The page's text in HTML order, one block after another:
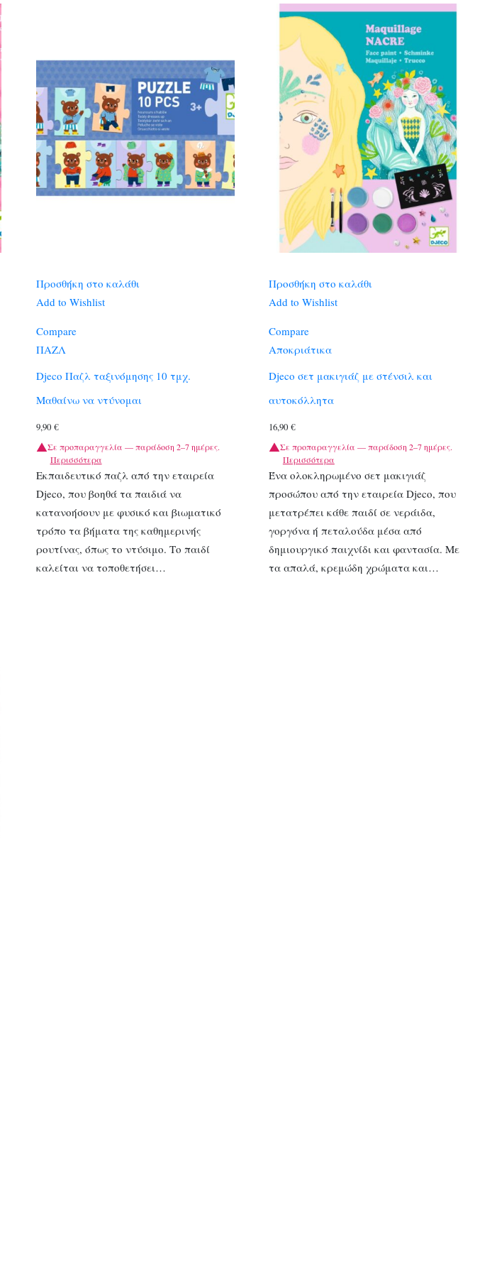
Προσθήκη στο καλάθι
Add to Wishlist
Compare
ΠΑΖΛ
Djeco Παζλ ταξινόμησης 10 τμχ.
Μαθαίνω να ντύνομαι
9,90 €
Σε προπαραγγελία — παράδοση 2–7 ημέρες.
Περισσότερα
Εκπαιδευτικό παζλ από την εταιρεία
Djeco, που βοηθά τα παιδιά να
κατανοήσουν με φυσικό και βιωματικό
τρόπο τα βήματα της καθημερινής
ρουτίνας, όπως το ντύσιμο. Το παιδί
καλείται να τοποθετήσει…
Προσθήκη στο καλάθι
Add to Wishlist
Compare
Αποκριάτικα
Djeco σετ μακιγιάζ με στένσιλ και
αυτοκόλλητα
16,90 €
Σε προπαραγγελία — παράδοση 2–7 ημέρες.
Περισσότερα
Ένα ολοκληρωμένο σετ μακιγιάζ
προσώπου από την εταιρεία Djeco, που
μετατρέπει κάθε παιδί σε νεράιδα,
γοργόνα ή πεταλούδα μέσα από
δημιουργικό παιχνίδι και φαντασία. Με
τα απαλά, κρεμώδη χρώματα και…